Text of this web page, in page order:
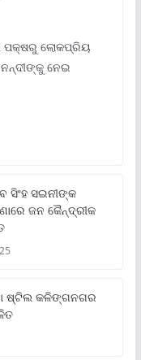
ପକ୍ଷରୁ ଲୋକପ୍ରିୟ
ନନ୍ଦୀଙ୍କୁ ନେଇ
ସିଂହ ସଇନୀଙ୍କ
ଜନ କୈନ୍ଦ୍ରୀକ
ଷ୍ଟିଲ କଳିଙ୍ଗନଗର